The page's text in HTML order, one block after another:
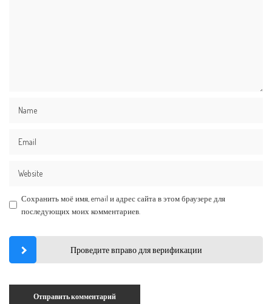
Сохранить моё имя, email и адрес сайта в этом браузере для
последующих моих комментариев.
Проведите вправо для верификации